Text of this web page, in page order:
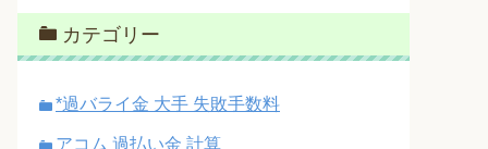
カテゴリー
*過バライ金 大手 失敗手数料
アコム 過払い金 計算